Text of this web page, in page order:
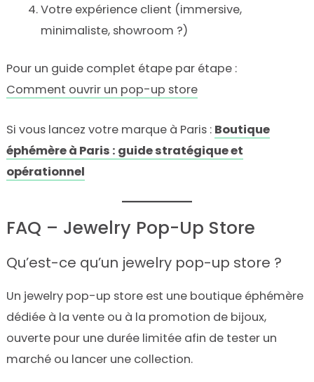
Votre expérience client (immersive,
minimaliste, showroom ?)
Pour un guide complet étape par étape :
Comment ouvrir un pop-up store
Si vous lancez votre marque à Paris : Boutique
éphémère à Paris : guide stratégique et
opérationnel
FAQ – Jewelry Pop-Up Store
Qu’est-ce qu’un jewelry pop-up store ?
Un jewelry pop-up store est une boutique éphémère
dédiée à la vente ou à la promotion de bijoux,
ouverte pour une durée limitée afin de tester un
marché ou lancer une collection.